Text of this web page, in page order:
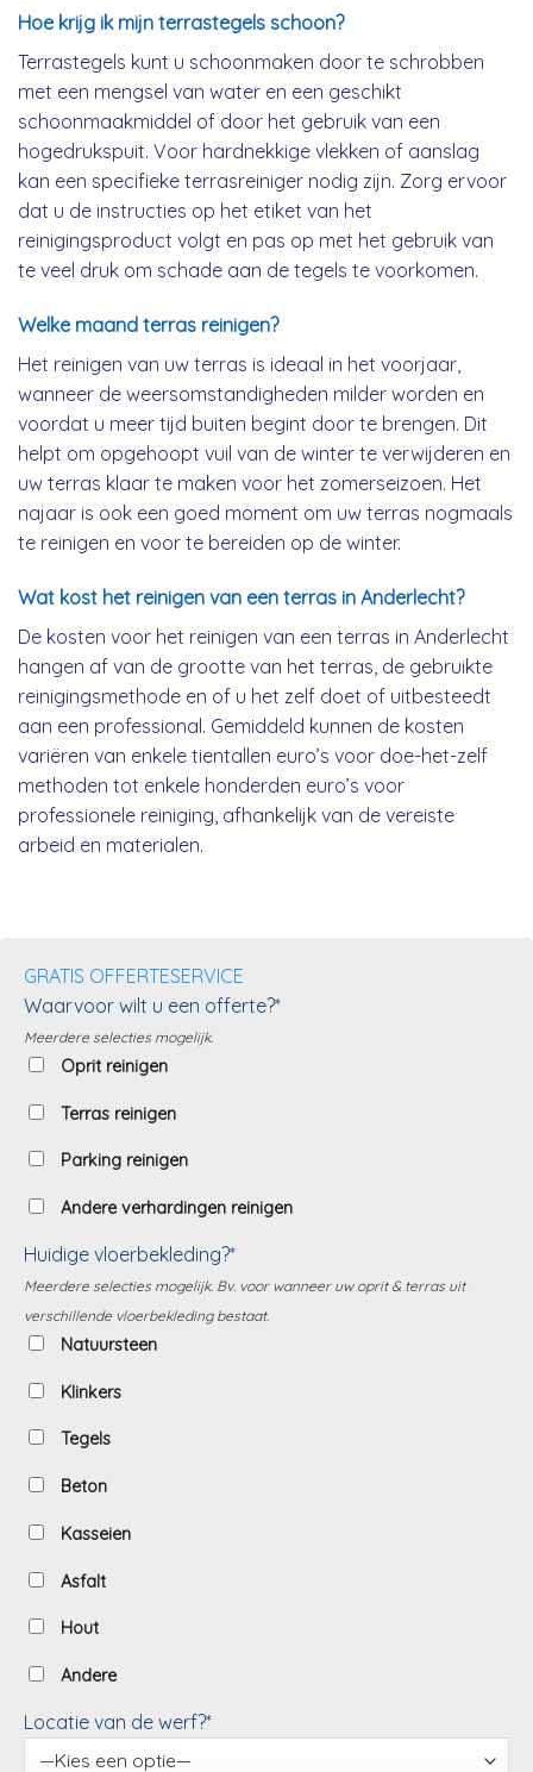
Hoe krijg ik mijn terrastegels schoon?
Terrastegels kunt u schoonmaken door te schrobben
met een mengsel van water en een geschikt
schoonmaakmiddel of door het gebruik van een
hogedrukspuit. Voor hardnekkige vlekken of aanslag
kan een specifieke terrasreiniger nodig zijn. Zorg ervoor
dat u de instructies op het etiket van het
reinigingsproduct volgt en pas op met het gebruik van
te veel druk om schade aan de tegels te voorkomen.
Welke maand terras reinigen?
Het reinigen van uw terras is ideaal in het voorjaar,
wanneer de weersomstandigheden milder worden en
voordat u meer tijd buiten begint door te brengen. Dit
helpt om opgehoopt vuil van de winter te verwijderen en
uw terras klaar te maken voor het zomerseizoen. Het
najaar is ook een goed moment om uw terras nogmaals
te reinigen en voor te bereiden op de winter.
Wat kost het reinigen van een terras in Anderlecht?
De kosten voor het reinigen van een terras in Anderlecht
hangen af van de grootte van het terras, de gebruikte
reinigingsmethode en of u het zelf doet of uitbesteedt
aan een professional. Gemiddeld kunnen de kosten
variëren van enkele tientallen euro’s voor doe-het-zelf
methoden tot enkele honderden euro’s voor
professionele reiniging, afhankelijk van de vereiste
arbeid en materialen.
GRATIS OFFERTESERVICE
Waarvoor wilt u een offerte?*
Meerdere selecties mogelijk.
Oprit reinigen
Terras reinigen
Parking reinigen
Andere verhardingen reinigen
Huidige vloerbekleding?*
Meerdere selecties mogelijk. Bv. voor wanneer uw oprit & terras uit
verschillende vloerbekleding bestaat.
Natuursteen
Klinkers
Tegels
Beton
Kasseien
Asfalt
Hout
Andere
Locatie van de werf?*